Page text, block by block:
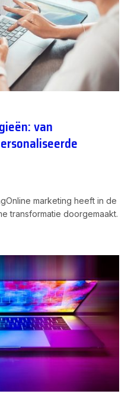
van
marketing heeft in de
transformatie doorgemaakt.